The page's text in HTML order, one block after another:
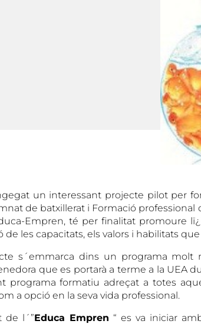
un interessant projecte pilot per
de batxillerat i Formació professional
Empren, té per finalitat promoure
les capacitats, els valors i habilitats
s´emmarca dins un programa molt
que es portarà a terme a la UEA
programa formatiu adreçat a totes
a opció en la seva vida professional.
de l´”Educa Empren “ es va iniciar